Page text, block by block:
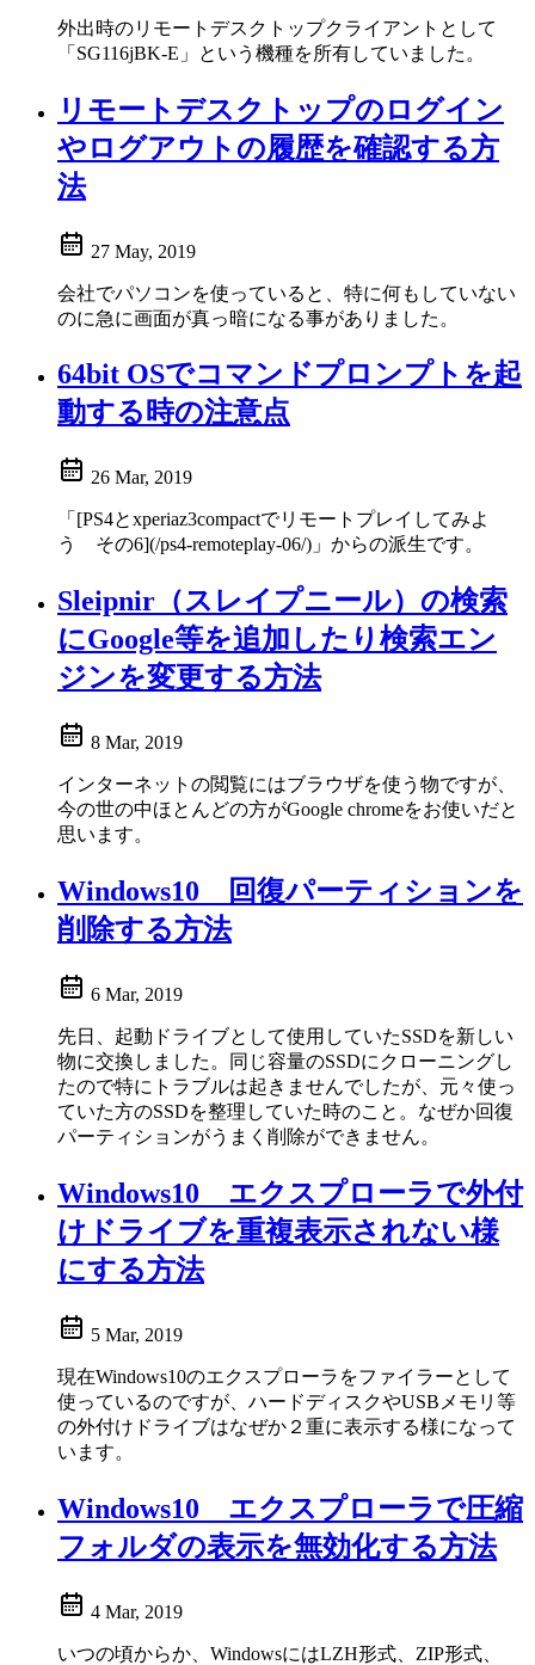
外出時のリモートデスクトップクライアントとして
「SG116jBK-E」という機種を所有していました。
リモートデスクトップのログイン
やログアウトの履歴を確認する方
法
27 May, 2019
会社でパソコンを使っていると、特に何もしていない
のに急に画面が真っ暗になる事がありました。
64bit OSでコマンドプロンプトを起
動する時の注意点
26 Mar, 2019
「[PS4とxperiaz3compactでリモートプレイしてみよ
う その6](/ps4-remoteplay-06/)」からの派生です。
Sleipnir（スレイプニール）の検索
にGoogle等を追加したり検索エン
ジンを変更する方法
8 Mar, 2019
インターネットの閲覧にはブラウザを使う物ですが、
今の世の中ほとんどの方がGoogle chromeをお使いだと
思います。
Windows10 回復パーティションを
削除する方法
6 Mar, 2019
先日、起動ドライブとして使用していたSSDを新しい
物に交換しました。同じ容量のSSDにクローニングし
たので特にトラブルは起きませんでしたが、元々使っ
ていた方のSSDを整理していた時のこと。なぜか回復
パーティションがうまく削除ができません。
Windows10 エクスプローラで外付
けドライブを重複表示されない様
にする方法
5 Mar, 2019
現在Windows10のエクスプローラをファイラーとして
使っているのですが、ハードディスクやUSBメモリ等
の外付けドライブはなぜか２重に表示する様になって
います。
Windows10 エクスプローラで圧縮
フォルダの表示を無効化する方法
4 Mar, 2019
いつの頃からか、WindowsにはLZH形式、ZIP形式、